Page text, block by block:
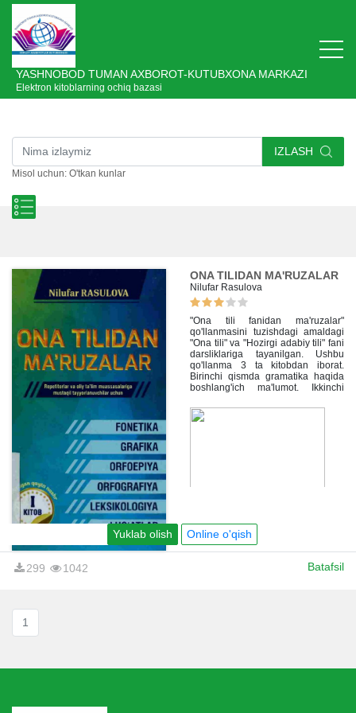
YASHNOBOD TUMAN AXBOROT-KUTUBXONA MARKAZI
Elektron kitoblarning ochiq bazasi
IZLASH
Misol uchun: O'tkan kunlar
ONA TILIDAN MA'RUZALAR
Nilufar Rasulova
"Ona tili fanidan ma'ruzalar"
qo'llanmasini tuzishdagi amaldagi
"Ona tili" va "Hozirgi adabiy tili" fani
darsliklariga tayanilgan. Ushbu
qo'llanma 3 ta kitobdan iborat.
Birinchi qismda gramatika haqida
boshlang'ich ma'lumot. Ikkinchi
ma'lumot beriladi. Uchinchi qismda
sintaksis mavzusi yoritilgan.
Yuklab olish Online o'qish
299 1042 Batafsil
1